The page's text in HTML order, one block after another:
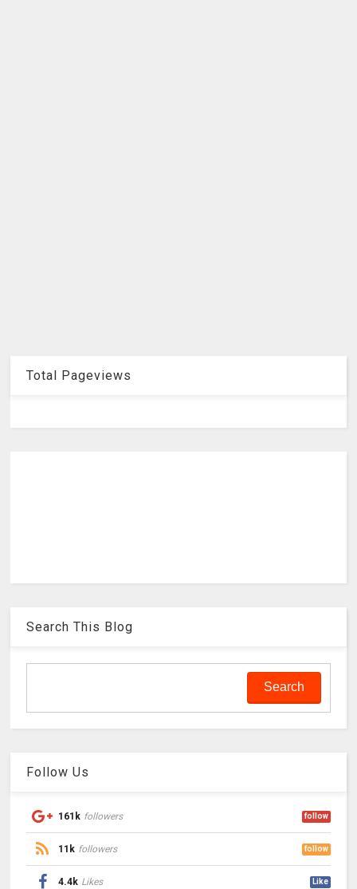
Total Pageviews
Search This Blog
Follow Us
161k followers follow
11k followers follow
4.4k Likes Like